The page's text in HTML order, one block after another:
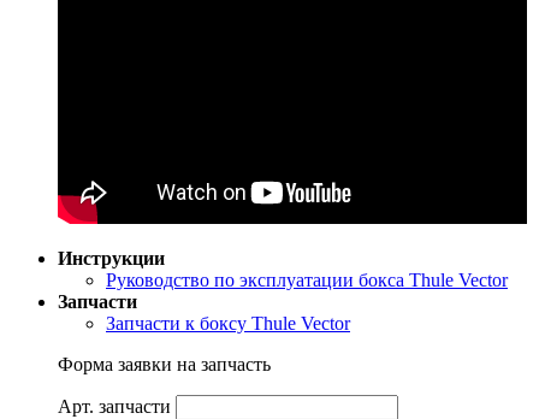
Инструкции
Руководство по эксплуатации бокса Thule Vector
Запчасти
Запчасти к боксу Thule Vector
Форма заявки на запчасть
Арт. запчасти